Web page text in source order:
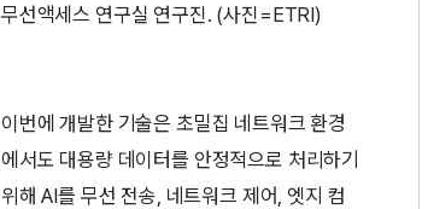
무선액세스 연구실 연구진. (사진=ETRI)
이번에 개발한 기술은 초밀집 네트워크 환경
에서도 대용량 데이터를 안정적으로 처리하기
위해 AI를 무선 전송, 네트워크 제어, 엣지 컴